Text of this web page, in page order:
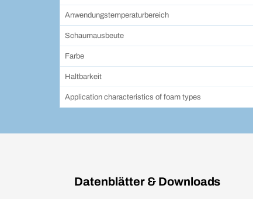
Anwendungstemperaturbereich
Schaumausbeute
Farbe
Haltbarkeit
Application characteristics of foam types
Datenblätter & Downloads